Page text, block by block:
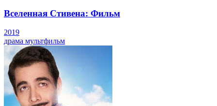
Вселенная Стивена: Фильм
2019
драма мультфильм